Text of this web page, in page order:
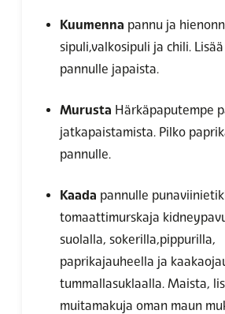
Kuumenna pannu ja
sipuli,valkosipuli ja chili.
pannulle japaista.
Murusta Härkäpaputempe
jatkapaistamista. Pilko
pannulle.
Kaada pannulle
tomaattimurskaja
suolalla, sokerilla,pippurilla,
paprikajauheella ja
tummallasuklaalla. Maista,
muitamakuja oman maun